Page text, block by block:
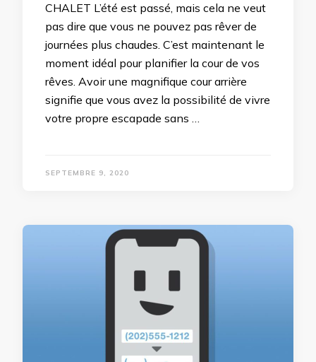
CHALET L’été est passé, mais cela ne veut
pas dire que vous ne pouvez pas rêver de
journées plus chaudes. C’est maintenant le
moment idéal pour planifier la cour de vos
rêves. Avoir une magnifique cour arrière
signifie que vous avez la possibilité de vivre
votre propre escapade sans …
SEPTEMBRE 9, 2020